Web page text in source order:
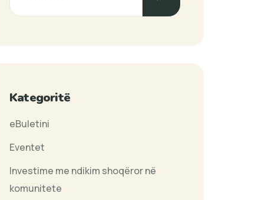
Kategoritë
eBuletini
Eventet
Investime me ndikim shoqëror në
komunitete